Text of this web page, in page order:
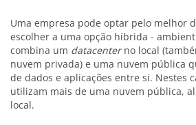
Uma empresa pode optar pelo melhor
escolher a uma opção híbrida -
combina um datacenterno local
nuvem privada) e uma nuvem pública
de dados e aplicações entre si. Nestes
utilizam mais de uma nuvem pública,
local.